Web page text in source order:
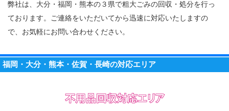
弊社は、大分・福岡・熊本の３県で粗大ごみの回収・処分を行っ
ております。ご連絡をいただいてから迅速に対応いたしますの
で、お気軽にお問い合わせください。
福岡・大分・熊本・佐賀・長崎の対応エリア